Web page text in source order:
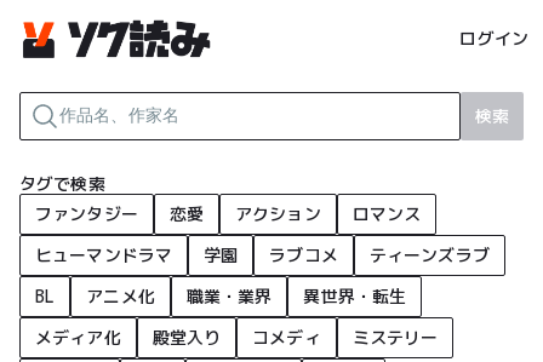
ログイン
検索
タグで検索
ファンタジー
恋愛 アクション
ロマンス
ヒューマンドラマ
学園 ラブコメ
ティーンズラブ
BL
アニメ化 職業・業界
異世界・転生
メディア化
殿堂入り コメディ
ミステリー